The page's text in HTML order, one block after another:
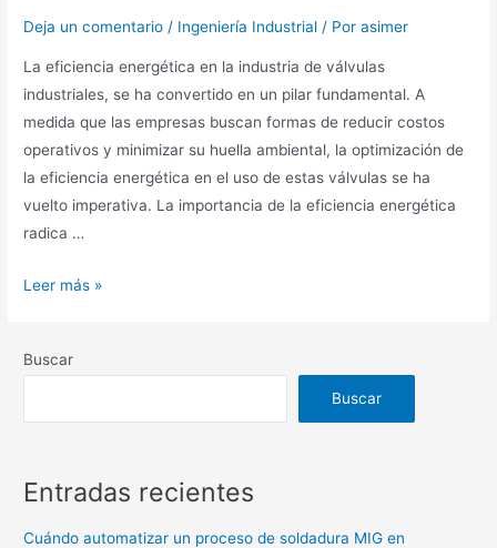
Deja un comentario / Ingeniería Industrial / Porasimer
La eficiencia energética en la industria de válvulas
industriales, se ha convertido en un pilar fundamental. A
medida que las empresas buscan formas de reducir costos
operativos y minimizar su huella ambiental, la optimización de
la eficiencia energética en el uso de estas válvulas se ha
vuelto imperativa. La importancia de la eficiencia energética
radica …
Leer más »
Buscar
Buscar
Entradas recientes
Cuándo automatizar un proceso de soldadura MIG en